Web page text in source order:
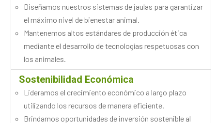
Diseñamos nuestros sistemas de jaulas para garantizar
el máximo nivel de bienestar animal.
Mantenemos altos estándares de producción ética
mediante el desarrollo de tecnologías respetuosas con
los animales.
Sostenibilidad Económica
Lideramos el crecimiento económico a largo plazo
utilizando los recursos de manera eficiente.
Brindamos oportunidades de inversión sostenible al